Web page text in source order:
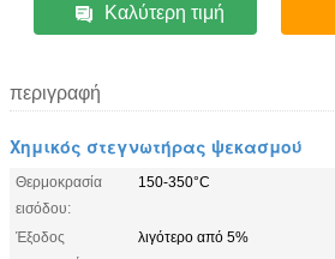
Καλύτερη τιμή
περιγραφή
Χημικός στεγνωτήρας ψεκασμού
Θερμοκρασία
εισόδου:
150-350°C
Έξοδος
λιγότερο από 5%